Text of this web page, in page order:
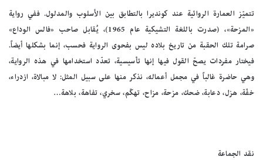
تتميّز العمارة الروائية عند كونديرا بالتطابق بين الأسلوب والمدلول. ففي رواية
«المزحة»، (صدرت باللغة التشيكية عام 1965)، يُقابل صاحب «فالس الوداع»
صرامة تلك الحقبة من تاريخ بلاده ليس بفحوى الرواية فحسب، إنما بشكلها أيضاً.
فيختار مفردات يصحّ القول فيها إنها تأسيسية، تعدّد استخدامها في هذه الرواية،
وهي حاضرة غالباً في مجمل أعماله، نذكر منها على سبيل المثل: لا مبالاة، ازدراء،
خفّة، هزل، دعابة، ضحك، مزحة، مزاح، تهكّم، سخري، تفاهة، بلاهة…
نقد الجماعة